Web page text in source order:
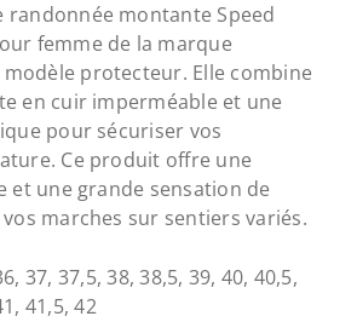
randonnée montante Speed
femme de la marque
modèle protecteur. Elle combine
en cuir imperméable et une
pour sécuriser vos
Ce produit offre une
et une grande sensation de
marches sur sentiers variés.
37, 37,5, 38, 38,5, 39, 40, 40,5,
41,5, 42